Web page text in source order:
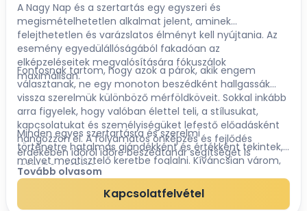
A Nagy Nap és a szertartás egy egyszeri és
megismételhetetlen alkalmat jelent, aminek
felejthetetlen és varázslatos élményt kell nyújtania. Az
esemény egyedülállóságából fakadóan az
elképzeléseitek megvalósítására fókuszálok
maximálisan.
Fontosnak tartom, hogy azok a párok, akik engem
választanak, ne egy monoton beszédként hallgassák
vissza szerelmük különböző mérföldköveit. Sokkal inkább
arra figyelek, hogy valóban élettel teli, a stílusukat,
kapcsolatukat és személyiségüket lefestő előadásként
hangozzon el. A folyamatos önképzés és fejlődés
érdekében időről időre beszédtanár segítségét is
igénybe veszem.
Minden egyes szertartásra és szerelmi
történetre hatalmas ajándékként és értékként tekintek,
melyet megtisztelő keretbe foglalni. Kíváncsian várom,
hogy megismerhessem a Ti történeteteket!
Tovább olvasom
Kapcsolatfelvétel